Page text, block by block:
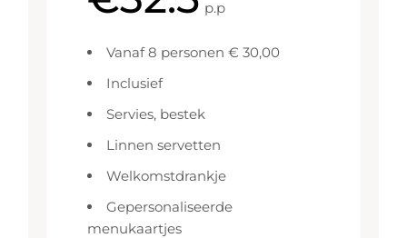
p.p
Vanaf 8 personen € 30,00
Inclusief
Servies, bestek
Linnen servetten
Welkomstdrankje
Gepersonaliseerde
menukaartjes